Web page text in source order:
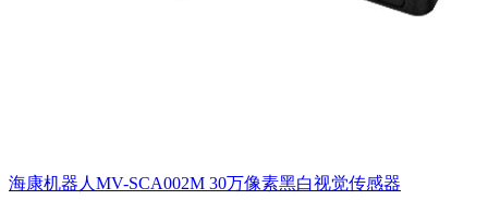
海康机器人MV-SCA002M 30万像素黑白视觉传感器